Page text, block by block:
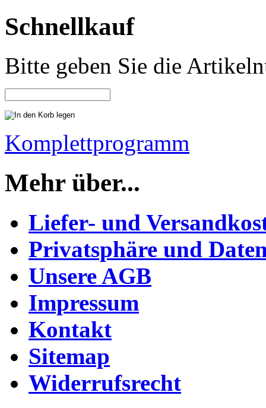
Schnellkauf
Bitte geben Sie die
Komplettprogramm
Mehr über...
Liefer- und
Privatsphäre und
Unsere AGB
Impressum
Kontakt
Sitemap
Widerrufsrecht